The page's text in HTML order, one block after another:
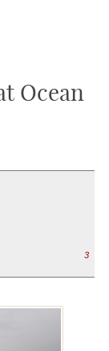
Ocean
3